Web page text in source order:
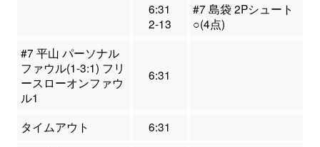
6:31
2-13
#7 島袋 2Pシュート
○(4点)
#7 平山 パーソナル
ファウル(1-3:1) フリ
ースローオンファウ
ル1
6:31
タイムアウト
6:31